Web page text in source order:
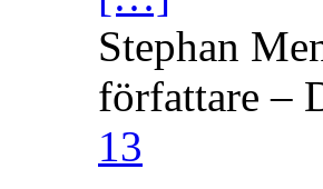
Stephan
författare –
13